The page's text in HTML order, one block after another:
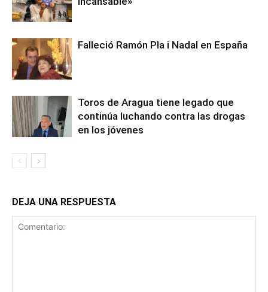
Falleció Ramón Pla i Nadal en España
Toros de Aragua tiene legado que
continúa luchando contra las drogas
en los jóvenes
DEJA UNA RESPUESTA